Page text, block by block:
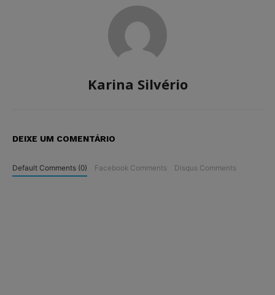
Karina Silvério
DEIXE UM COMENTÁRIO
Default Comments (0) Facebook Comments Disqus Comments